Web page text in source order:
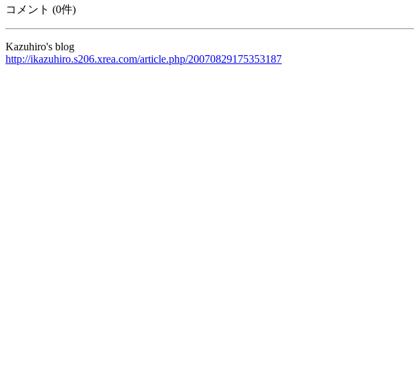
コメント (0件)
Kazuhiro's blog
http://ikazuhiro.s206.xrea.com/article.php/20070829175353187